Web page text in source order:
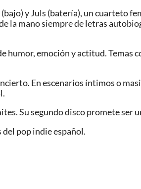
y Juls (batería), un cuarteto
la mano siempre de letras
emoción y actitud. Temas
En escenarios íntimos o
Su segundo disco promete ser
del pop indie español.